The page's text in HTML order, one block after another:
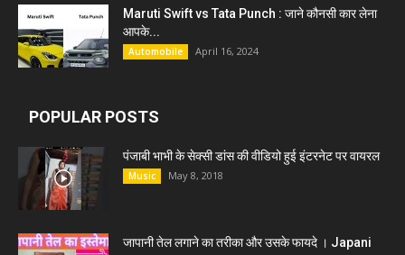
Maruti Swift vs Tata Punch : जाने कौनसी कार लेना
आपके...
Automobile April 16, 2024
POPULAR POSTS
पंजाबी भाभी के सेक्सी डांस की वीडियो हुई इंटरनेट पर वायरल
Music May 8, 2018
जापानी तेल लगाने का तरीका और उसके फायदे । Japani